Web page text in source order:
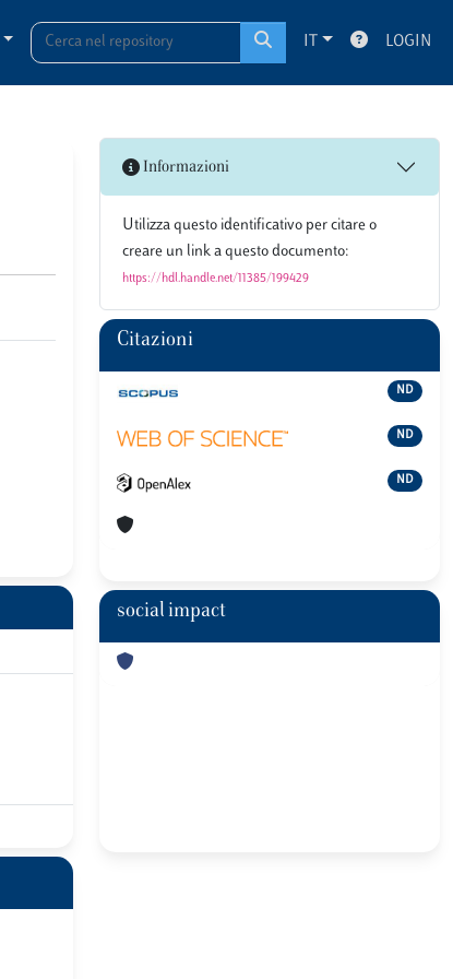
IT LOGIN
Informazioni
Utilizza questo identificativo per citare o
creare un link a questo documento:
https://hdl.handle.net/11385/199429
Citazioni
ND
ND
ND
social impact